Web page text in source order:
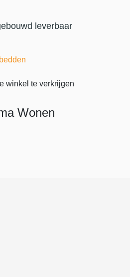
leverbaar
winkel te verkrijgen
Wonen